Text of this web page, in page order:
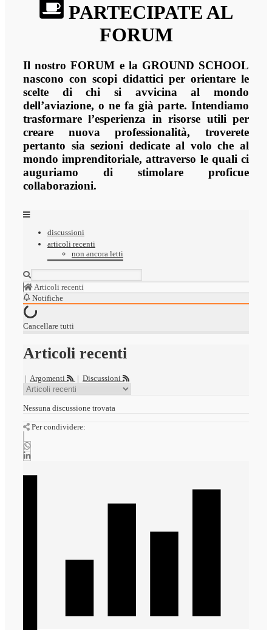
PARTECIPATE AL
FORUM
Il nostro FORUM e la GROUND SCHOOL
nascono con scopi didattici per orientare le
scelte di chi si avvicina al mondo
dell’aviazione, o ne fa già parte. Intendiamo
trasformare l’esperienza in risorse utili per
creare nuova professionalità, troverete
pertanto sia sezioni dedicate al volo che al
mondo imprenditoriale, attraverso le quali ci
auguriamo di stimolare proficue
collaborazioni.
discussioni
articoli recenti
non ancora letti
Articoli recenti
Notifiche
Cancellare tutti
Articoli recenti
| Argomenti | Discussioni
Nessuna discussione trovata
Per condividere: